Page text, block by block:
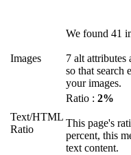
Images
We found 41
7 alt attributes
so that search
your images.
Text/HTML
Ratio
Ratio : 2%
This page's
percent, this
text content.